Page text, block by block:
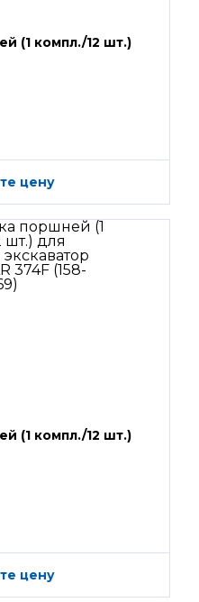
(1 компл./12 шт.)
цену
(1 компл./12 шт.)
цену